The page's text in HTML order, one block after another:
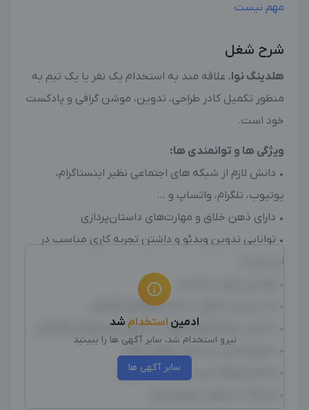
مهم نیست
شرح شغل
هلدینگ نوا، علاقه مند به استخدام یک نفر یا یک تیم به
منظور تکمیل کادر طراحی، تدوین، موشن گرافی و پادکست
خود است.
ویژگی ها و توانمندی ها:
• دانش لازم از شبکه های اجتماعی نظیر اینستاگرام،
یوتیوب، تلگرام، واتساپ و …
• دارای ذهن خلاق و مهارت‌های داستان‌پردازی
• توانایی تدوین ویدئو و داشتن تجربه کاری مناسب در
این زمینه
• توانایی تولید پادکست
• ایده پرداز و خلاق در ارائه طرح‌های گرافیکی
• داشتن نمونه‌کارهای قوی از تصاویر و طرح‌های گرافیکی
• تصویرسازی بر مبنای درخواست‌ها
• اصلاح طرح‌ها پس از دریافت بازخورد
• مسلط به اصول تصویرسازی
ادمین استخدام شد
نیرو استخدام شد، سایر آگهی ها را ببینید
سایر آگهی ها